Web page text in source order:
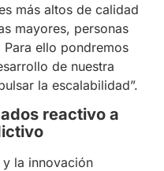
más altos de calidad
mayores, personas
ello pondremos
de nuestra
la escalabilidad”.
reactivo a
la innovación